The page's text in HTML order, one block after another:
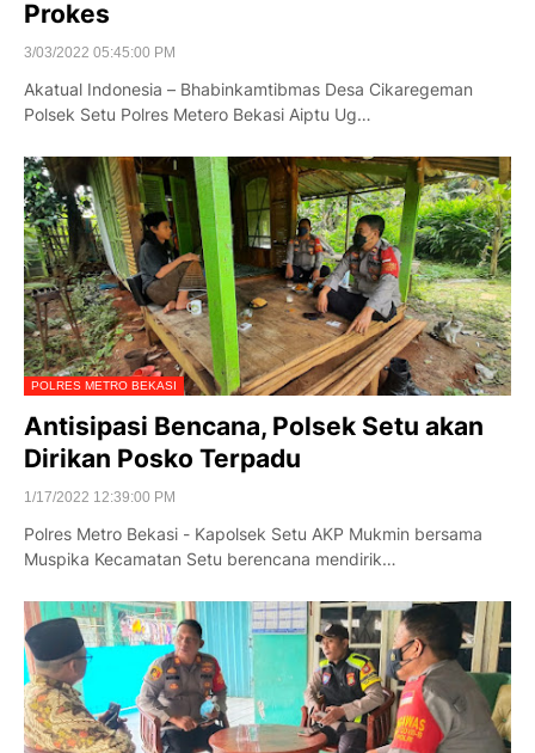
Prokes
3/03/2022 05:45:00 PM
Akatual Indonesia – Bhabinkamtibmas Desa Cikaregeman
Polsek Setu Polres Metero Bekasi Aiptu Ug…
POLRES METRO BEKASI
Antisipasi Bencana, Polsek Setu akan
Dirikan Posko Terpadu
1/17/2022 12:39:00 PM
Polres Metro Bekasi - Kapolsek Setu AKP Mukmin bersama
Muspika Kecamatan Setu berencana mendirik…